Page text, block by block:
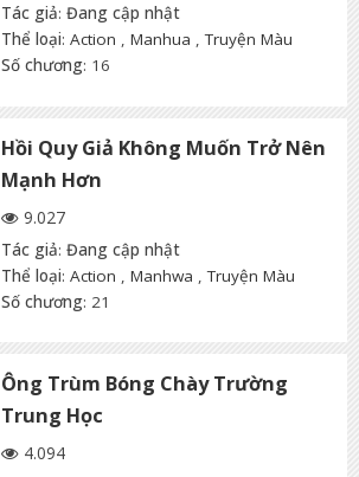
Tác giả: Đang cập nhật
Thể loại: Action , Manhua ,Truyện Màu
Số chương: 16
Hồi Quy Giả Không Muốn Trở Nên
Mạnh Hơn
9.027
Tác giả: Đang cập nhật
Thể loại: Action , Manhwa ,Truyện Màu
Số chương: 21
Ông Trùm Bóng Chày Trường
Trung Học
4.094